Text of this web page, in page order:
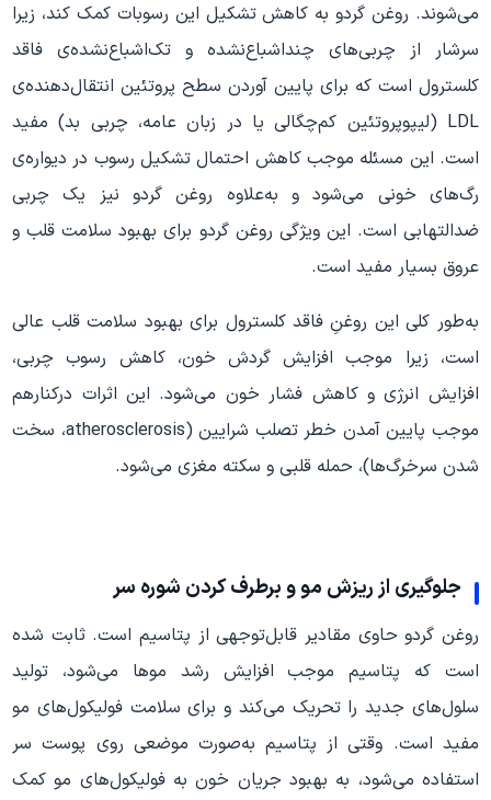
می‌شوند. روغن گردو به کاهش تشکیل این رسوبات کمک کند، زیرا
سرشار از چربی‌های چنداشباع‌نشده و تک‌اشباع‌نشده‌ی فاقد
کلسترول است که برای پایین آوردن سطح پروتئین انتقال‌دهنده‌ی
LDL (لیپوپروتئین کم‌چگالی یا در زبان عامه، چربی بد) مفید
است. این مسئله موجب کاهش احتمال تشکیل رسوب در دیواره‌ی
رگ‌های خونی می‌شود و به‌علاوه روغن گردو نیز یک چربی
ضدالتهابی است. این ویژگی روغن گردو برای بهبود سلامت قلب و
عروق بسیار مفید است.
به‌طور کلی این روغنِ فاقد کلسترول برای بهبود سلامت قلب عالی
است، زیرا موجب افزایش گردش خون، کاهش رسوب چربی،
افزایش انرژی و کاهش فشار خون می‌شود. این اثرات درکنارهم
موجب پایین آمدن خطر تصلب شرایین (atherosclerosis، سخت
شدن سرخرگ‌ها)، حمله‌ قلبی و سکته‌ مغزی می‌شود.
جلوگیری از ریزش مو و برطرف کردن شوره‌ سر
روغن گردو حاوی مقادیر قابل‌توجهی از پتاسیم است. ثابت شده
است که پتاسیم موجب افزایش رشد موها می‌شود، تولید
سلول‌های جدید را تحریک می‌کند و برای سلامت فولیکول‌های مو
مفید است. وقتی از پتاسیم به‌صورت موضعی روی پوست سر
استفاده می‌شود، به بهبود جریان خون به فولیکول‌های مو کمک